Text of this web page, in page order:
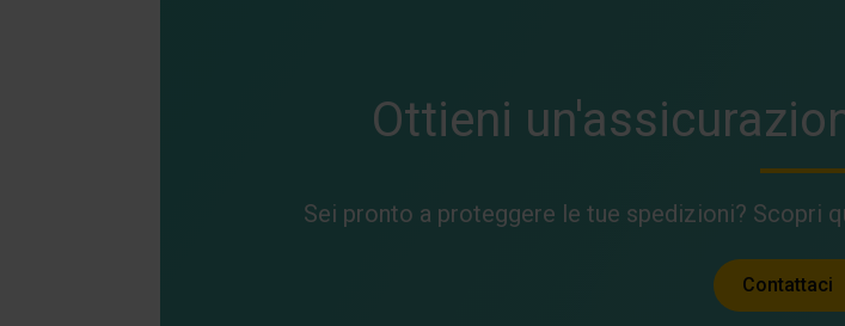
Ottieni
Sei pronto a proteggere le tue spedizioni? Scopri
Contattaci